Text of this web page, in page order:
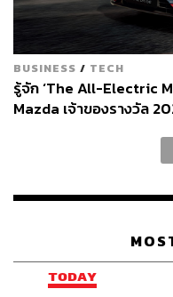
นิยามการมีสุขภาพที่ดีที่สุ
กับรายละเอียดของบ้าน
จิตใจ เริ่มตั้งแต่การออกแ
Wall นวัตกรรมการออกแ
กลางให้มีช่องว่างระบาย
เมื่ออยู่ภายในบ้าน และก
รวมทั้งติดตั้ง
BUSINESS / TECH
รู้จัก ‘The All-Electric
Mazda เจ้าของรางวัล
TODAY